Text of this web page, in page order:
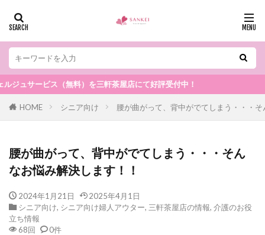
ービス（無料）を三軒茶屋店にて好評受付中！
HOME シニア向け 腰が曲がって、背中がでてしまう・・・
腰が曲がって、背中がでてしまう・・・そん
なお悩み解決します！！
2024年1月21日
2025年4月1日
シニア向け, シニア向け婦人アウター, 三軒茶屋店の情報, 介護のお役
立ち情報
68回
0件